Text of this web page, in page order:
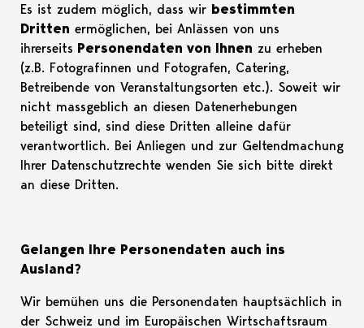
Es ist zudem möglich, dass wir bestimmten
Dritten ermöglichen, bei Anlässen von uns
ihrerseits Personendaten von Ihnen zu erheben
(z.B. Fotografinnen und Fotografen, Catering,
Betreibende von Veranstaltungsorten etc.). Soweit wir
nicht massgeblich an diesen Datenerhebungen
beteiligt sind, sind diese Dritten alleine dafür
verantwortlich. Bei Anliegen und zur Geltendmachung
Ihrer Datenschutzrechte wenden Sie sich bitte direkt
an diese Dritten.
Gelangen Ihre Personendaten auch ins
Ausland?
Wir bemühen uns die Personendaten hauptsächlich in
der Schweiz und im Europäischen Wirtschaftsraum